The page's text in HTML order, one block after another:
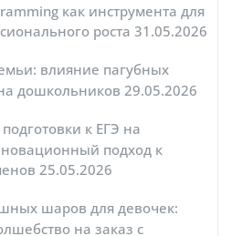
как инструмента для
роста 31.05.2026
влияние пагубных
дошкольников 29.05.2026
к ЕГЭ на
подход к
25.05.2026
шаров для девочек:
на заказ с